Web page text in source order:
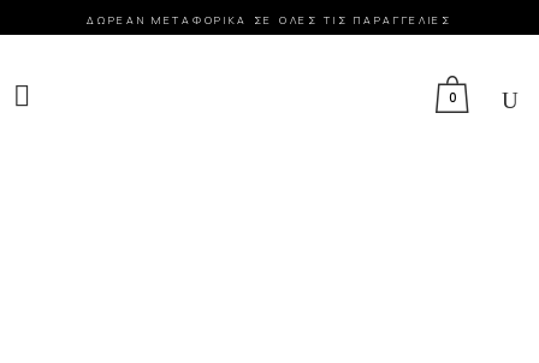
ΔΩΡΕΑΝ ΜΕΤΑΦΟΡΙΚΑ ΣΕ ΟΛΕΣ ΤΙΣ ΠΑΡΑΓΓΕΛΙΕΣ
0